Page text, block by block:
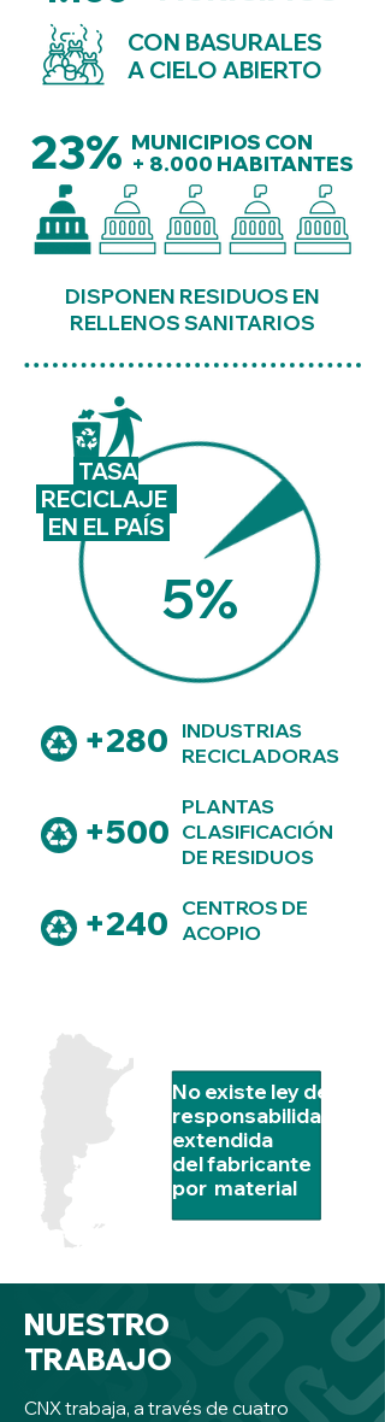
CON BASURALES
A CIELO ABIERTO
23% MUNICIPIOS CON
+ 8.000 HABITANTES
DISPONEN RESIDUOS EN
RELLENOS SANITARIOS
TASA
RECICLAJE
EN EL PAÍS
5%
+280
+500
+240
INDUSTRIAS
RECICLADORAS
PLANTAS
CLASIFICACIÓN
DE RESIDUOS
CENTROS DE
ACOPIO
No existe ley de
responsabilidad
extendida
del fabricante
por material
NUESTRO
TRABAJO
CNX trabaja, a través de cuatro